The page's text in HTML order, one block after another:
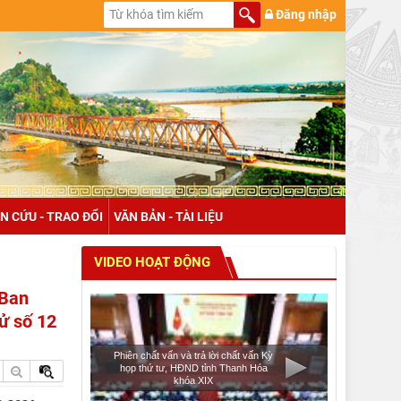
Đăng nhập
CỨU - TRAO ĐỔI VĂN BẢN - TÀI LIỆU
số 12
VIDEO HOẠT ĐỘNG
Phiên chất vấn và trả lời chất vấn Kỳ
họp thứ tư, HĐND tỉnh Thanh Hóa
khóa XIX